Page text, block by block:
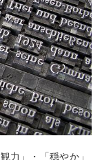
力」・「穏やか」